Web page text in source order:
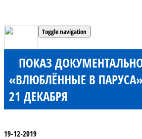
Toggle navigation
ПОКАЗ
«ВЛЮБЛЁННЫЕ В
21 ДЕКАБРЯ
19-12-2019